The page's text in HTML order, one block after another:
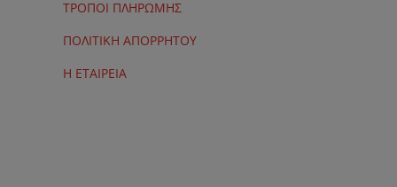
ΤΡΟΠΟΙ ΠΛΗΡΩΜΗΣ
ΠΟΛΙΤΙΚΗ ΑΠΟΡΡΗΤΟΥ
Η ΕΤΑΙΡΕΙΑ